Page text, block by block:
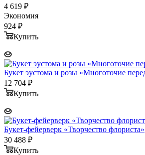
4 619 ₽
Экономия
924 ₽
Купить
Букет эустома и розы «Многоточие
12 704 ₽
Купить
Букет-фейерверк «Творчество флориста»
30 488 ₽
Купить